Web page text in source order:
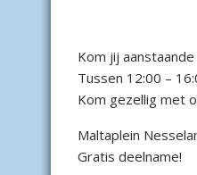
Kom jij
Tussen 12:00 –
Kom gezellig met
Maltaplein
Gratis deelname!